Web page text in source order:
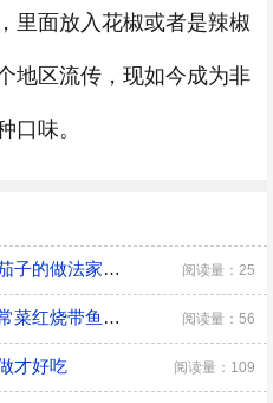
里面放入花椒或者是辣椒
地区流传，现如今成为非
口味。
最简单的凉拌茄子怎么做 凉拌茄子的做法家常窍门 阅读量：25
带鱼怎么做好吃又简单 经典家常菜红烧带鱼的做法 阅读量：56
才好吃 阅读量：109